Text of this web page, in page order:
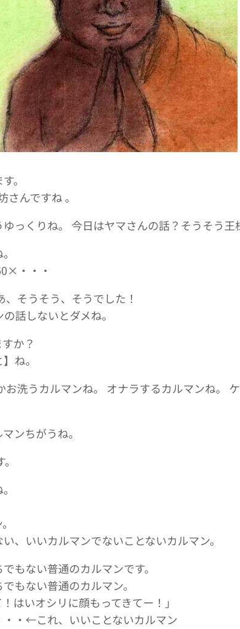
。
んですね 。
っくりね。 今日はヤマさんの話？そうそう王
・・・
そうそう、そうでした！
話しないとダメね。
か？
ね。
お洗うカルマンね。 オナラするカルマンね。
ンちがうね。
、いいカルマンでないことないカルマン。
もない普通のカルマンです。
もない普通のカルマン。
はいオシリに顔もってきてー！」
・←これ、いいことないカルマン